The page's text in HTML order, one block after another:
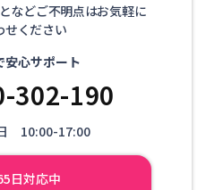
などご不明点はお気軽に
せください
安心サポート
302-190
10:00-17:00
日対応中